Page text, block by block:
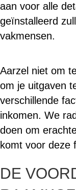
aan voor alle
geïnstalleerd
vakmensen.
Aarzel niet om
om je uitgaven
verschillende
inkomen. We
doen om
komt voor deze
DE